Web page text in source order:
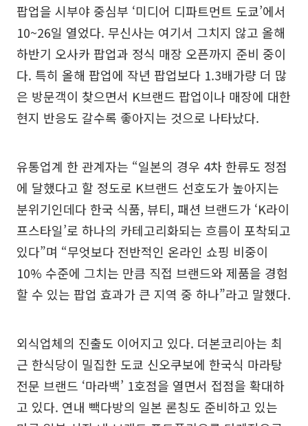
팝업을 시부야 중심부 ‘미디어 디파트먼트 도쿄’에서
10~26일 열었다. 무신사는 여기서 그치지 않고 올해
하반기 오사카 팝업과 정식 매장 오픈까지 준비 중이
다. 특히 올해 팝업에 작년 팝업보다 1.3배가량 더 많
은 방문객이 찾으면서 K브랜드 팝업이나 매장에 대한
현지 반응도 갈수록 좋아지는 것으로 나타났다.
유통업계 한 관계자는 “일본의 경우 4차 한류도 정점
에 달했다고 할 정도로 K브랜드 선호도가 높아지는
분위기인데다 한국 식품, 뷰티, 패션 브랜드가 ‘K라이
프스타일’로 하나의 카테고리화되는 흐름이 포착되고
있다”며 “무엇보다 전반적인 온라인 쇼핑 비중이
10% 수준에 그치는 만큼 직접 브랜드와 제품을 경험
할 수 있는 팝업 효과가 큰 지역 중 하나”라고 말했다.
외식업체의 진출도 이어지고 있다. 더본코리아는 최
근 한식당이 밀집한 도쿄 신오쿠보에 한국식 마라탕
전문 브랜드 ‘마라백’ 1호점을 열면서 접점을 확대하
고 있다. 연내 빽다방의 일본 론칭도 준비하고 있는